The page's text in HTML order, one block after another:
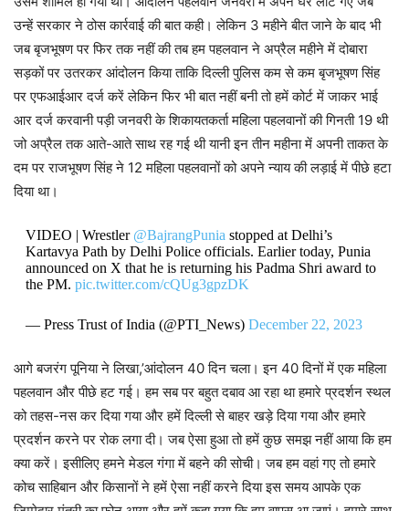
उन्हें सरकार ने ठोस कार्रवाई की बात कही। लेकिन 3 महीने बीत जाने के बाद भी
जब बृजभूषण पर फिर तक नहीं की तब हम पहलवान ने अप्रैल महीने में दोबारा
सड़कों पर उतरकर आंदोलन किया ताकि दिल्ली पुलिस कम से कम बृजभूषण सिंह
पर एफआईआर दर्ज करें लेकिन फिर भी बात नहीं बनी तो हमें कोर्ट में जाकर भाई
आर दर्ज करवानी पड़ी जनवरी के शिकायतकर्ता महिला पहलवानों की गिनती 19 थी
जो अप्रैल तक आते-आते साथ रह गई थी यानी इन तीन महीना में अपनी ताकत के
दम पर राजभूषण सिंह ने 12 महिला पहलवानों को अपने न्याय की लड़ाई में पीछे हटा
दिया था।
VIDEO | Wrestler @BajrangPunia stopped at Delhi’s
Kartavya Path by Delhi Police officials. Earlier today, Punia
announced on X that he is returning his Padma Shri award to
the PM. pic.twitter.com/cQUg3gpzDK
— Press Trust of India (@PTI_News) December 22, 2023
आगे बजरंग पूनिया ने लिखा,’आंदोलन 40 दिन चला। इन 40 दिनों में एक महिला
पहलवान और पीछे हट गई। हम सब पर बहुत दबाव आ रहा था हमारे प्रदर्शन स्थल
को तहस-नस कर दिया गया और हमें दिल्ली से बाहर खड़े दिया गया और हमारे
प्रदर्शन करने पर रोक लगा दी। जब ऐसा हुआ तो हमें कुछ समझ नहीं आया कि हम
क्या करें। इसीलिए हमने मेडल गंगा में बहने की सोची। जब हम वहां गए तो हमारे
कोच साहिबान और किसानों ने हमें ऐसा नहीं करने दिया इस समय आपके एक